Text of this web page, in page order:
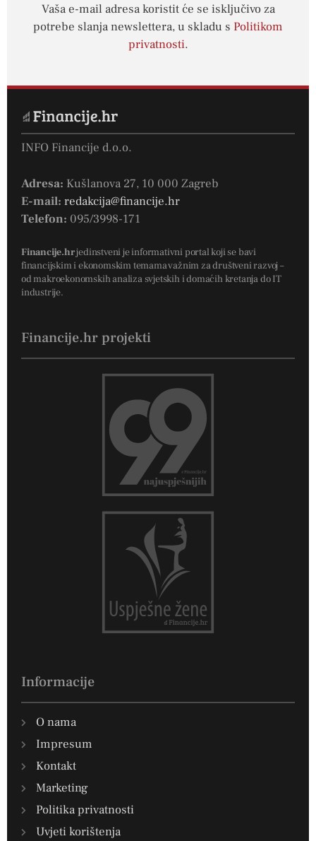
Vaša e-mail adresa koristit će se isključivo za
potrebe slanja newslettera, u skladu s Politikom
privatnosti.
INFO Financije d.o.o.
Adresa: Kušlanova 27, 10 000 Zagreb
E-mail: redakcija@financije.hr
Telefon: 095/3998-171
Financije.hrjedinstveni je informativni portal koji se bavi
financijskim i ekonomskim temama važnim za društveni razvoj –
od makroekonomskih analiza svjetskih i domaćih kretanja do IT
industrije.
Financije.hr projekti
Informacije
O nama
Impresum
Kontakt
Marketing
Politika privatnosti
Uvjeti korištenja